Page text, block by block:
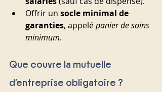
Offrir un socle minimal de
garanties, appelé panier de soins
minimum.
Que couvre la mutuelle
d’entreprise obligatoire ?